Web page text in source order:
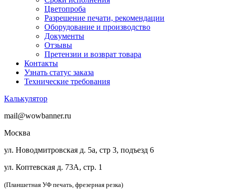
Цветопроба
Разрешение печати, рекомендации
Оборудование и производство
Документы
Отзывы
Претензии и возврат товара
Контакты
Узнать статус заказа
Технические требования
Калькулятор
mail@wowbanner.ru
Москва
ул. Новодмитровская д. 5а, стр 3, подъезд 6
ул. Коптевская д. 73А, стр. 1
(Планшетная УФ печать, фрезерная резка)